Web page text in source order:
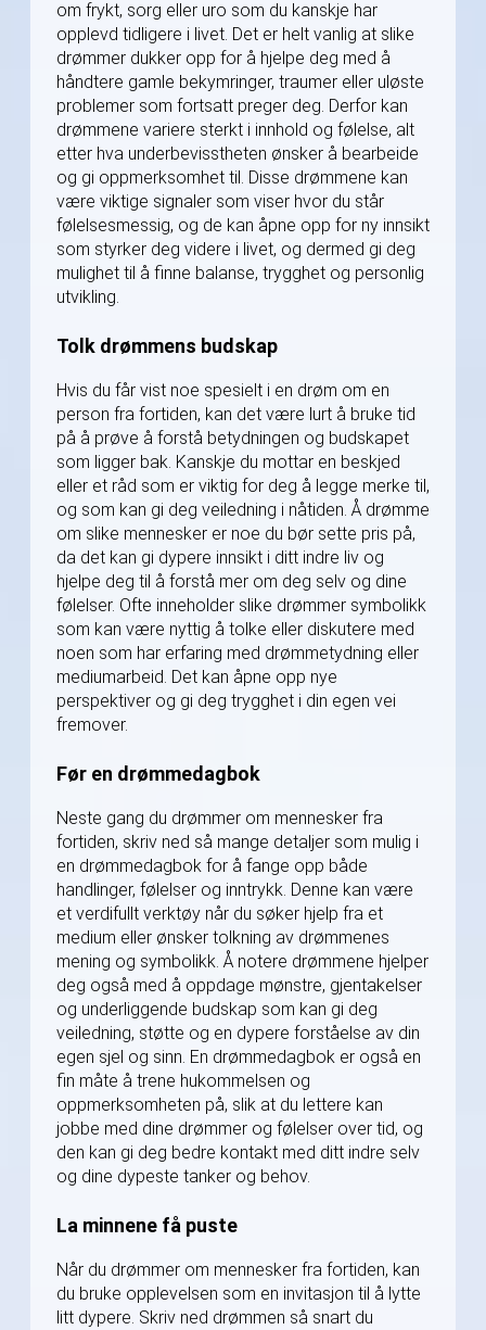
om frykt, sorg eller uro som du kanskje har
opplevd tidligere i livet. Det er helt vanlig at slike
drømmer dukker opp for å hjelpe deg med å
håndtere gamle bekymringer, traumer eller uløste
problemer som fortsatt preger deg. Derfor kan
drømmene variere sterkt i innhold og følelse, alt
etter hva underbevisstheten ønsker å bearbeide
og gi oppmerksomhet til. Disse drømmene kan
være viktige signaler som viser hvor du står
følelsesmessig, og de kan åpne opp for ny innsikt
som styrker deg videre i livet, og dermed gi deg
mulighet til å finne balanse, trygghet og personlig
utvikling.
Tolk drømmens budskap
Hvis du får vist noe spesielt i en drøm om en
person fra fortiden, kan det være lurt å bruke tid
på å prøve å forstå betydningen og budskapet
som ligger bak. Kanskje du mottar en beskjed
eller et råd som er viktig for deg å legge merke til,
og som kan gi deg veiledning i nåtiden. Å drømme
om slike mennesker er noe du bør sette pris på,
da det kan gi dypere innsikt i ditt indre liv og
hjelpe deg til å forstå mer om deg selv og dine
følelser. Ofte inneholder slike drømmer symbolikk
som kan være nyttig å tolke eller diskutere med
noen som har erfaring med drømmetydning eller
mediumarbeid. Det kan åpne opp nye
perspektiver og gi deg trygghet i din egen vei
fremover.
Før en drømmedagbok
Neste gang du drømmer om mennesker fra
fortiden, skriv ned så mange detaljer som mulig i
en drømmedagbok for å fange opp både
handlinger, følelser og inntrykk. Denne kan være
et verdifullt verktøy når du søker hjelp fra et
medium eller ønsker tolkning av drømmenes
mening og symbolikk. Å notere drømmene hjelper
deg også med å oppdage mønstre, gjentakelser
og underliggende budskap som kan gi deg
veiledning, støtte og en dypere forståelse av din
egen sjel og sinn. En drømmedagbok er også en
fin måte å trene hukommelsen og
oppmerksomheten på, slik at du lettere kan
jobbe med dine drømmer og følelser over tid, og
den kan gi deg bedre kontakt med ditt indre selv
og dine dypeste tanker og behov.
La minnene få puste
Når du drømmer om mennesker fra fortiden, kan
du bruke opplevelsen som en invitasjon til å lytte
litt dypere. Skriv ned drømmen så snart du